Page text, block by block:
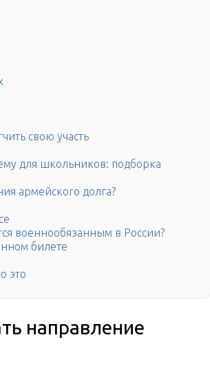
свою участь
для школьников: подборка
армейского долга?
военнообязанным в России?
билете
это
направление